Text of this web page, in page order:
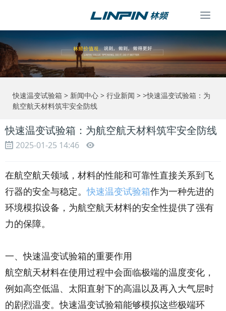
快速温变试验箱 > 新闻中心 > 行业新闻 > >快速温变试验箱：为
航空航天材料筑牢安全防线
快速温变试验箱：为航空航天材料筑牢安全防线
2025-01-25 14:46
在航空航天领域，材料的性能和可靠性直接关系到飞
行器的安全与稳定。快速温变试验箱作为一种先进的
环境模拟设备，为航空航天材料的安全性提供了强有
力的保障。
一、快速温变试验箱的重要作用
航空航天材料在使用过程中会面临极端的温度变化，
例如高空低温、太阳直射下的高温以及再入大气层时
的剧烈温变。快速温变试验箱能够模拟这些极端环